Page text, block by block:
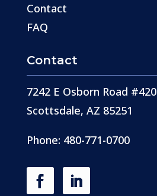
Contact
FAQ
Contact
7242 E Osborn Road #420
Scottsdale, AZ 85251
Phone: 480-771-0700